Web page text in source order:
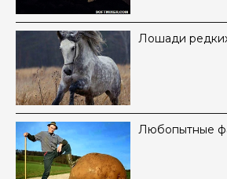
Лошади
Любопытные